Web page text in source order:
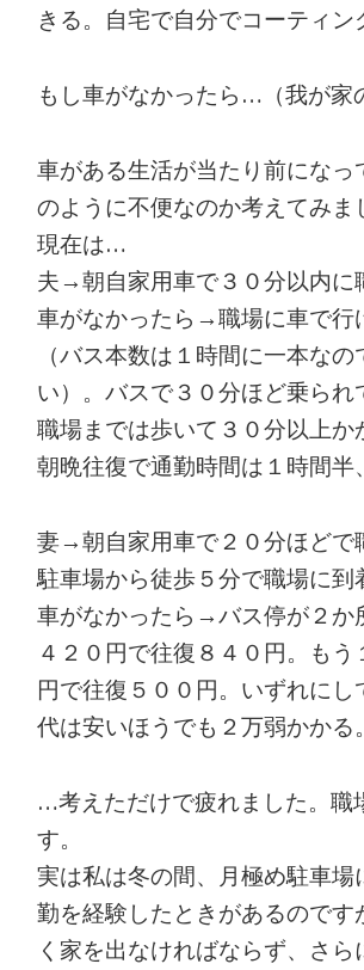
きる。自宅で自分でコーティン
もし車がなかったら…（我が家
車がある生活が当たり前にな
のように不便なのか考えてみま
現在は…
夫→朝自家用車で３０分以内に
車がなかったら→職場に車で行
（バス本数は１時間に一本な
い）。バスで３０分ほど乗ら
職場までは歩いて３０分以上か
朝晩往復で通勤時間は１時間半
妻→朝自家用車で２０分ほどで
駐車場から徒歩５分で職場に到
車がなかったら→バス停が２か
４２０円で往復８４０円。も
円で往復５００円。いずれに
代は安いほうでも２万弱かかる。
…考えただけで疲れました。職
す。
実は私は冬の間、月極め駐車
勤を経験したときがあるので
く家を出なければならず、さ